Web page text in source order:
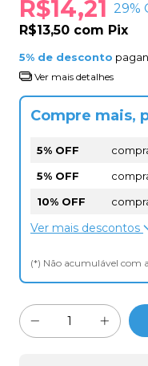
R$14,21 29%
R$13,50 com Pix
5% de desconto
Ver mais detalhes
Compre mais,
5% OFF
5% OFF
10% OFF
Ver mais descontos
(*) Não acumulável com